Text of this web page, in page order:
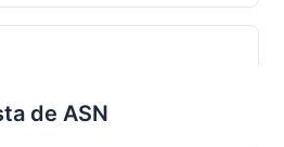
de ASN